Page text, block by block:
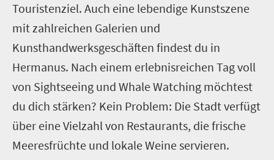
Touristenziel. Auch eine lebendige Kunstszene
mit zahlreichen Galerien und
Kunsthandwerksgeschäften findest du in
Hermanus. Nach einem erlebnisreichen Tag voll
von Sightseeing und Whale Watching möchtest
du dich stärken? Kein Problem: Die Stadt verfügt
über eine Vielzahl von Restaurants, die frische
Meeresfrüchte und lokale Weine servieren.